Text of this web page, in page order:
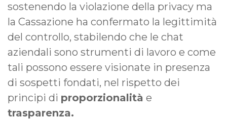
sostenendo la violazione della privacy ma
la Cassazione ha confermato la legittimità
del controllo, stabilendo che le chat
aziendali sono strumenti di lavoro e come
tali possono essere visionate in presenza
di sospetti fondati, nel rispetto dei
principi di proporzionalità e
trasparenza.